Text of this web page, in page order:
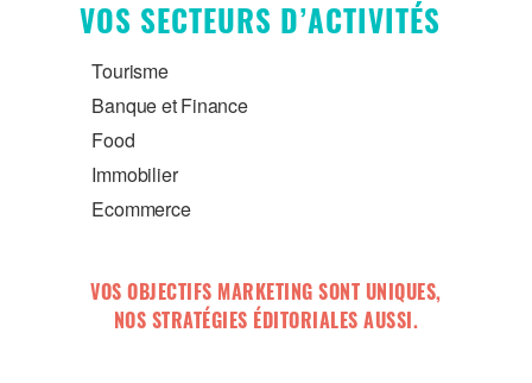
VOS SECTEURS D’ACTIVITÉS
Tourisme
Banque et Finance
Food
Immobilier
Ecommerce
VOS OBJECTIFS MARKETING SONT UNIQUES,
NOS STRATÉGIES ÉDITORIALES AUSSI.